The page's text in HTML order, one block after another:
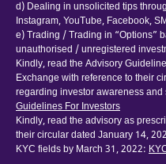
d) Dealing in unsolicited tips
Instagram, YouTube, Facebook,
e) Trading / Trading in “Options”
unauthorised / unregistered
Kindly, read the Advisory
Exchange with reference to their
regarding investor awareness and
Guidelines For Investors
Kindly, read the advisory as
their circular dated January 14,
KYC fields by March 31, 2022: